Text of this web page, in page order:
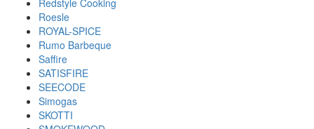
Redstyle Cooking
Roesle
ROYAL-SPICE
Rumo Barbeque
Saffire
SATISFIRE
SEECODE
Simogas
SKOTTI